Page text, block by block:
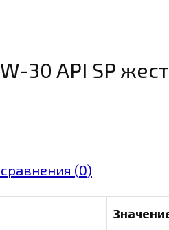
30 API SP
(0)